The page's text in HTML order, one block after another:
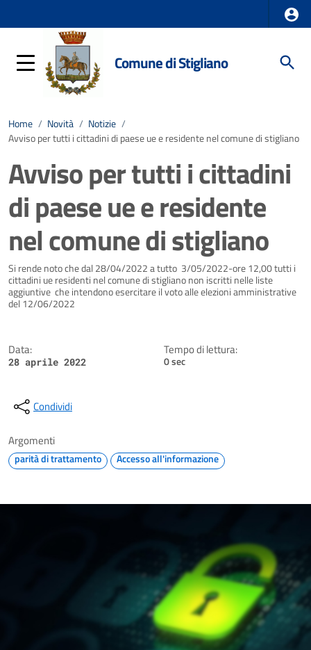
Comune di Stigliano
Home / Novità / Notizie /
Avviso per tutti i cittadini di paese ue e residente nel comune di stigliano
Avviso per tutti i cittadini
di paese ue e residente
nel comune di stigliano
Dettagli della notizia
Si rende noto che dal 28/04/2022 a tutto 3/05/2022-ore 12,00 tutti i
cittadini ue residenti nel comune di stigliano non iscritti nelle liste
aggiuntive che intendono esercitare il voto alle elezioni amministrative
del 12/06/2022
Data:
28 aprile 2022
Tempo di lettura:
0 sec
Condividi
Argomenti
parità di trattamento Accesso all'informazione